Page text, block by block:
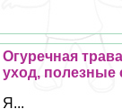
Огуречная
уход, полезные
Я...